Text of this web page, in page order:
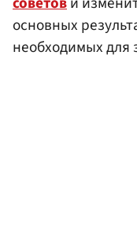
основных
необходимых